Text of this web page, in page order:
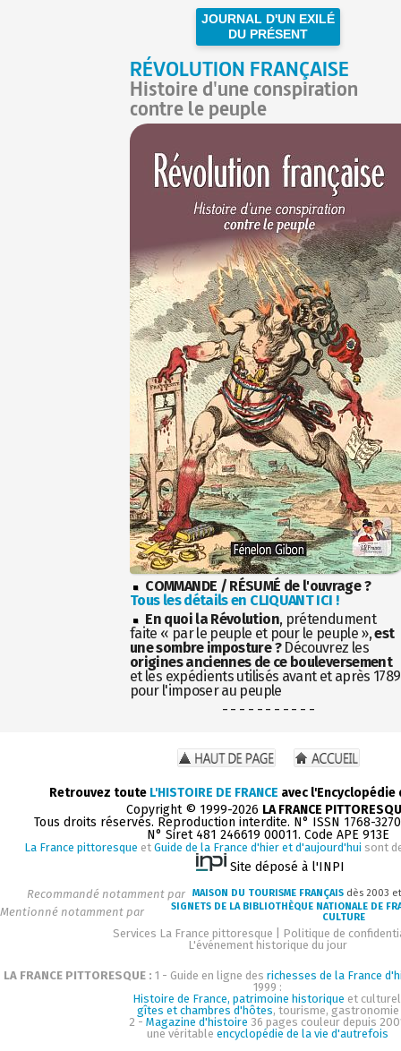
JOURNAL D'UN EXILÉ
DU PRÉSENT
RÉVOLUTION FRANÇAISE
Histoire d'une conspiration
contre le peuple
COMMANDE / RÉSUMÉ de l'ouvrage ?
Tous les détails en CLIQUANT ICI !
En quoi la Révolution, prétendument
faite « par le peuple et pour le peuple »,est
une sombre imposture ?Découvrez les
origines anciennes de ce bouleversement
et les expédients utilisés avant et après 1789
pour l'imposer au peuple
- - - - - - - - - - -
Retrouvez toute L'HISTOIRE DE FRANCE avec
Copyright © 1999-2026 LA FRANCE
Tous droits réservés. Reproduction interdite. N° ISSN 1768-
N° Siret 481 246619 00011. Code APE 913E
La France pittoresque et Guide de la France d'hier et d'aujourd'hui sont
Site déposé à l'INPI
Recommandé notamment par MAISON DU TOURISME FRANÇAIS dès 2003
Mentionné notamment par
SIGNETS DE LA BIBLIOTHÈQUE NATIONALE DE
CULTURE
Services La France pittoresque
Politique de
L'événement historique du jour
LA FRANCE PITTORESQUE : 1 - Guide en ligne des richesses de la France
1999 :
Histoire de France, patrimoine historique et
gîtes et chambres d'hôtes, tourisme, gastronomie
2 - Magazine d'histoire 36 pages couleur depuis
une véritableencyclopédie de la vie d'autrefois